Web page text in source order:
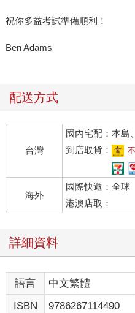
祝你多益考試準備順利！
Ben Adams
配送方式
台灣
國內宅配：本島
到店取貨：
海外
國際快遞：全球
港澳店取：
詳細資料
語言 中文繁體
ISBN
9786267114490